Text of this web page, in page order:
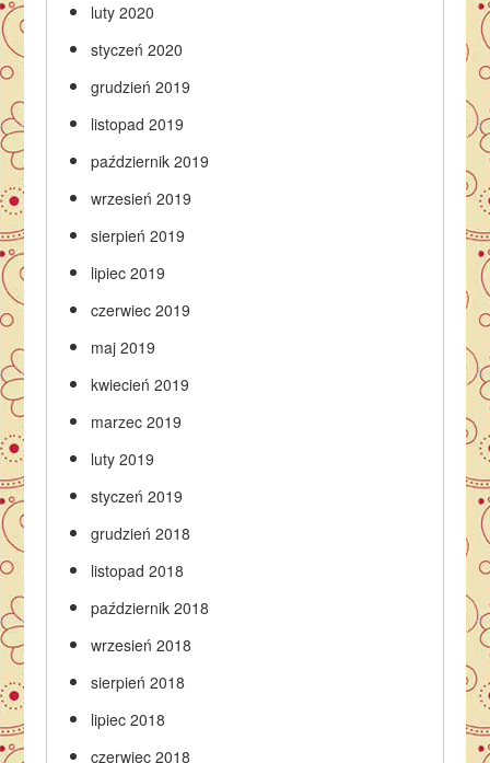
luty 2020
styczeń 2020
grudzień 2019
listopad 2019
październik 2019
wrzesień 2019
sierpień 2019
lipiec 2019
czerwiec 2019
maj 2019
kwiecień 2019
marzec 2019
luty 2019
styczeń 2019
grudzień 2018
listopad 2018
październik 2018
wrzesień 2018
sierpień 2018
lipiec 2018
czerwiec 2018